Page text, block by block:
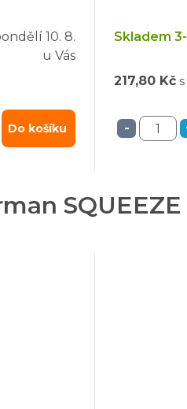
10. 8.
u Vás
Do košíku
Skladem
217,80 Kč
-